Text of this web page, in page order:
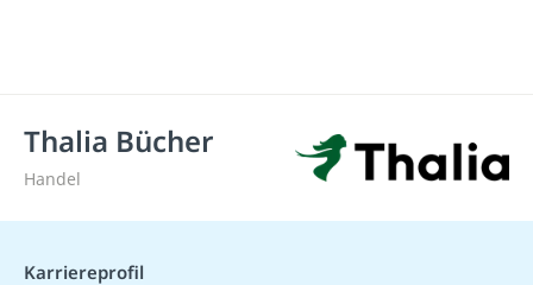
Thalia Bücher
Handel
Karriereprofil